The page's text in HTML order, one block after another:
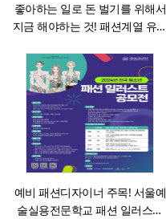
좋아하는 일로 돈 벌기를 위해서
지금 해야하는 것! 패션계열 유튜
예비 패션디자이너 주목! 서울예
술실용전문학교 패션 일러스트